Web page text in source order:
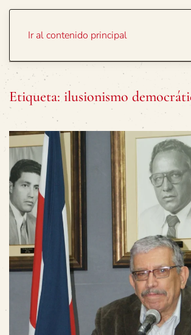
Ir al contenido principal
Etiqueta: ilusionismo